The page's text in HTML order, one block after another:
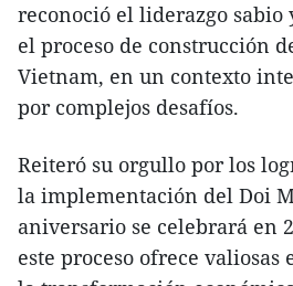
reconoció el liderazgo sabio
el proceso de construcción
Vietnam, en un contexto
por complejos desafíos.
Reiteró su orgullo por los
la implementación del Doi
aniversario se celebrará en
este proceso ofrece valiosas